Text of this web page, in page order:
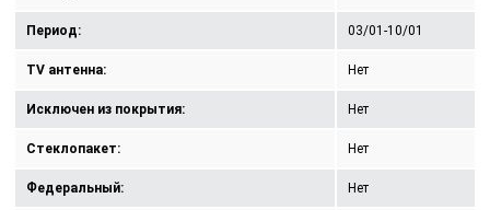
Период: 03/01-10/01
TV антенна: Нет
Исключен из покрытия: Нет
Стеклопакет: Нет
Федеральный: Нет